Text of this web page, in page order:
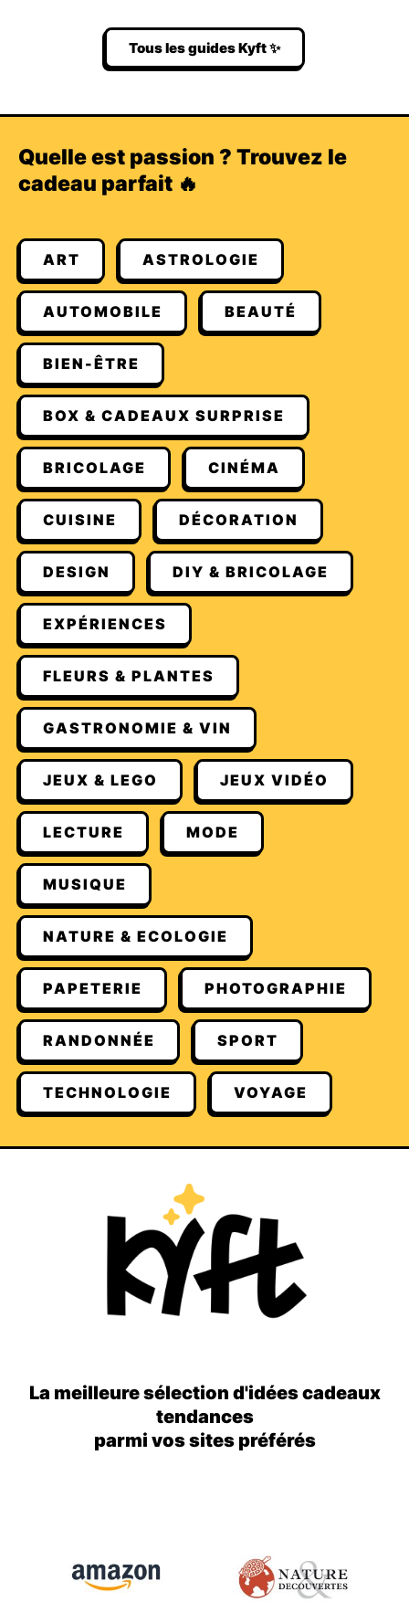
Tous les guides Kyft ✨
Quelle est passion ? Trouvez le
cadeau parfait 🔥
ART ASTROLOGIE
AUTOMOBILE BEAUTÉ
BIEN-ÊTRE
BOX & CADEAUX SURPRISE
BRICOLAGE CINÉMA
CUISINE DÉCORATION
DESIGN DIY & BRICOLAGE
EXPÉRIENCES
FLEURS & PLANTES
GASTRONOMIE & VIN
JEUX & LEGO JEUX VIDÉO
LECTURE MODE
MUSIQUE
NATURE & ECOLOGIE
PAPETERIE PHOTOGRAPHIE
RANDONNÉE SPORT
TECHNOLOGIE VOYAGE
La meilleure sélection d'idées cadeaux
tendances
parmi vos sites préférés